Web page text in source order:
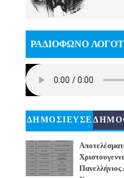
ΡΑΔΙΟΦΩΝΟ
ΔΗΜΟΣΙΕΥΣΕ
ΙΣ
Πανελλήνιος